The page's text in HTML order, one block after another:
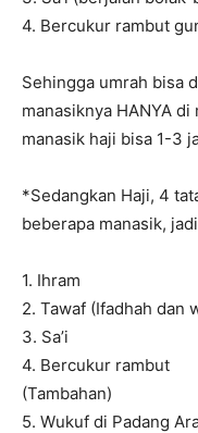
4. Bercukur rambut
Sehingga umrah bisa
manasiknya HANYA
manasik haji bisa 1-3
*Sedangkan Haji, 4
beberapa manasik,
1. Ihram
2. Tawaf (Ifadhah dan
3. Sa’i
4. Bercukur rambut
(Tambahan)
5. Wukuf di Padang